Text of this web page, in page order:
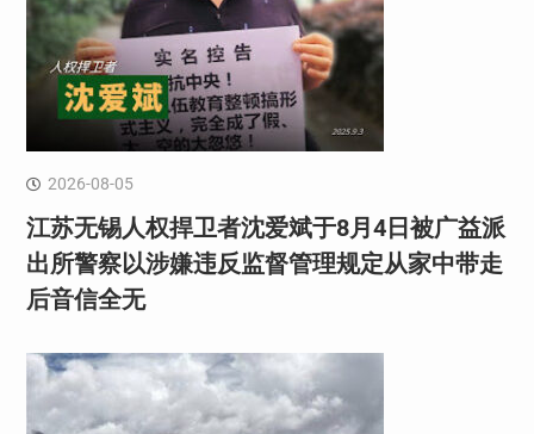
2026-08-05
江苏无锡人权捍卫者沈爱斌于8月4日被广益派
出所警察以涉嫌违反监督管理规定从家中带走
后音信全无